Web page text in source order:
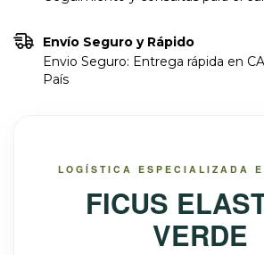
Envío Seguro y Rápido
Envio Seguro: Entrega rápida en
País
LOGÍSTICA ESPECIALIZADA
FICUS
VERDE